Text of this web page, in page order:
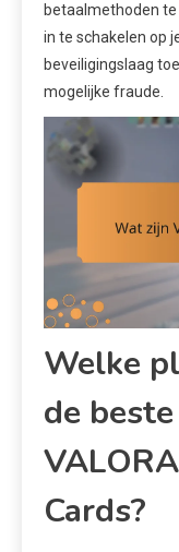
betaalmethoden
in te schakelen op
beveiligingslaag
mogelijke fraude.
Welke
de
Cards?